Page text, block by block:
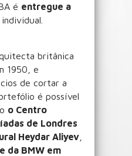
é entregue a
britânica
1950, e
de cortar a
é possível
o Centro
de Londres
Heydar Aliyev
da BMW em